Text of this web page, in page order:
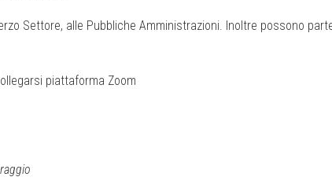
Settore, alle Pubbliche Amministrazioni. Inoltre possono
piattaforma Zoom